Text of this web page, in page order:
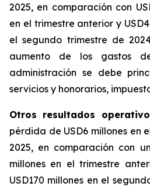
2025, en comparación con
en el trimestre anterior y
el segundo trimestre de
aumento de los gastos
administración se debe
servicios y honorarios,
Otros resultados
pérdida de USD6 millones en
2025, en comparación con
millones en el trimestre
USD170 millones en el